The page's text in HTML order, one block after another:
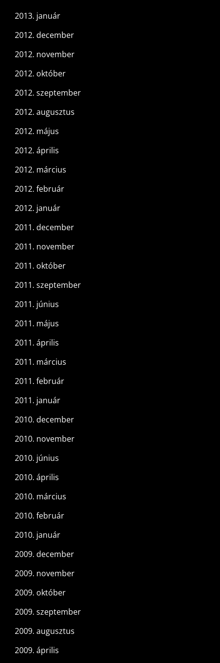
2013. január
2012. december
2012. november
2012. október
2012. szeptember
2012. augusztus
2012. május
2012. április
2012. március
2012. február
2012. január
2011. december
2011. november
2011. október
2011. szeptember
2011. június
2011. május
2011. április
2011. március
2011. február
2011. január
2010. december
2010. november
2010. június
2010. április
2010. március
2010. február
2010. január
2009. december
2009. november
2009. október
2009. szeptember
2009. augusztus
2009. április